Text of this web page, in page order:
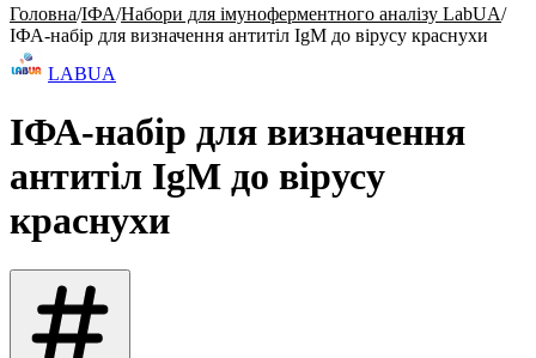
Головна/ІФА/Набори для імуноферментного аналізу LabUA/
ІФА-набір для визначення антитіл IgM до вірусу краснухи
LABUA
ІФА-набір для визначення
антитіл IgM до вірусу
краснухи